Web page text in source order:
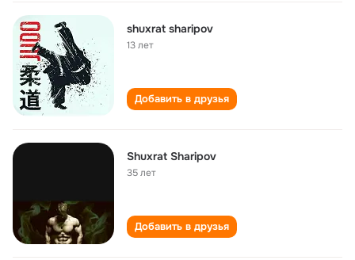
shuxrat sharipov
13 лет
Добавить в друзья
Shuxrat Sharipov
35 лет
Добавить в друзья